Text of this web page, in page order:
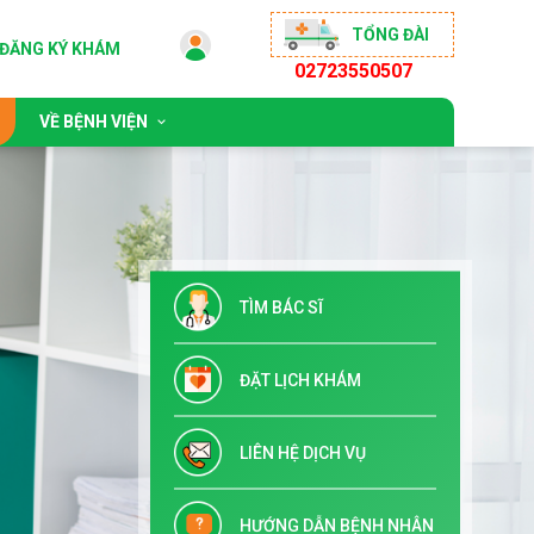
ĐĂNG KÝ KHÁM
TỔNG ĐÀI
02723550507
VỀ BỆNH VIỆN
Đội ngũ bác sĩ
Chỉ đạo tuyến & Đào tạo
Danh mục dịch vụ kỹ thuật
Tuyển dụng
TÌM BÁC SĨ
ĐẶT LỊCH KHÁM
LIÊN HỆ DỊCH VỤ
HƯỚNG DẪN BỆNH NHÂN